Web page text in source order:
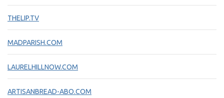
THELIP.TV
MADPARISH.COM
LAURELHILLNOW.COM
ARTISANBREAD-ABO.COM